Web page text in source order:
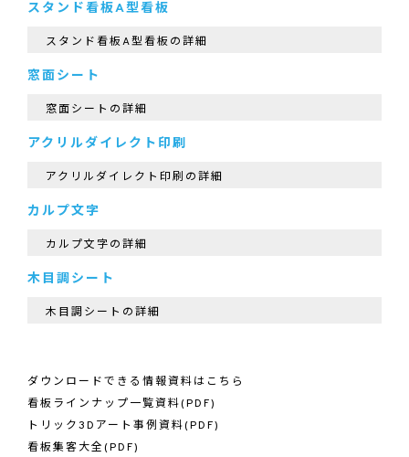
スタンド看板A型看板
スタンド看板A型看板の詳細
窓面シート
窓面シートの詳細
アクリルダイレクト印刷
アクリルダイレクト印刷の詳細
カルプ文字
カルプ文字の詳細
木目調シート
木目調シートの詳細
ダウンロードできる情報資料はこちら
看板ラインナップ一覧資料(PDF)
トリック3Dアート事例資料(PDF)
看板集客大全(PDF)